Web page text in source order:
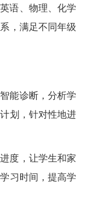
语、物理、化学
，满足不同年级
能诊断，分析学
划，针对性地进
度，让学生和家
习时间，提高学